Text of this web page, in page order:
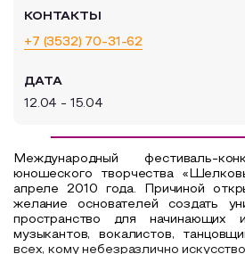
КОНТАКТЫ
+7 (3532) 70-31-62
ДАТА
12.04 - 15.04
Международный фестиваль-
юношеского творчества
апреле 2010 года. Причиной
желание основателей создать
пространство для начинающих
музыкантов, вокалистов,
всех, кому небезразлично